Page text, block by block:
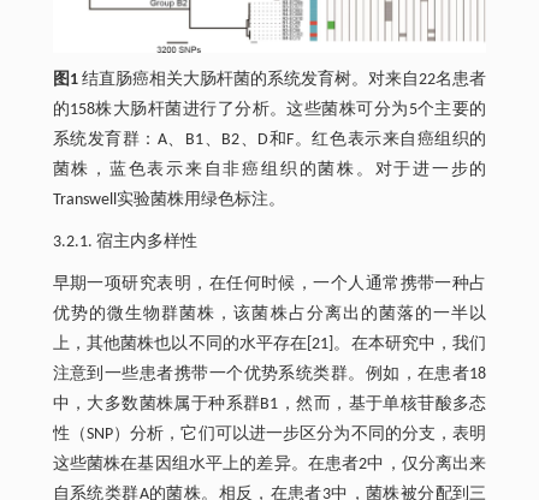
图1结直肠癌相关大肠杆菌的系统发育树。对来自22名患者
的158株大肠杆菌进行了分析。这些菌株可分为5个主要的
系统发育群：A、B1、B2、D和F。红色表示来自癌组织的
菌株，蓝色表示来自非癌组织的菌株。对于进一步的
Transwell实验菌株用绿色标注。
3.2.1. 宿主内多样性
早期一项研究表明，在任何时候，一个人通常携带一种占
优势的微生物群菌株，该菌株占分离出的菌落的一半以
上，其他菌株也以不同的水平存在[21]。在本研究中，我们
注意到一些患者携带一个优势系统类群。例如，在患者18
中，大多数菌株属于种系群B1，然而，基于单核苷酸多态
性（SNP）分析，它们可以进一步区分为不同的分支，表明
这些菌株在基因组水平上的差异。在患者2中，仅分离出来
自系统类群A的菌株。相反，在患者3中，菌株被分配到三